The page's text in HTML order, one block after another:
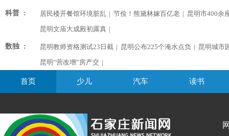
科普 : 居民楼开餐馆环境脏乱 | 节俭！熊黛林嫁百亿老 | 昆明市400余
昆明文庙大成殿初露真 |
数独 : 昆明教师资格测试23日截 | 昆明公布225个淹水点负 | 昆明城市
昆明“营改增”房产交 |
首页 少儿 汽车 读书